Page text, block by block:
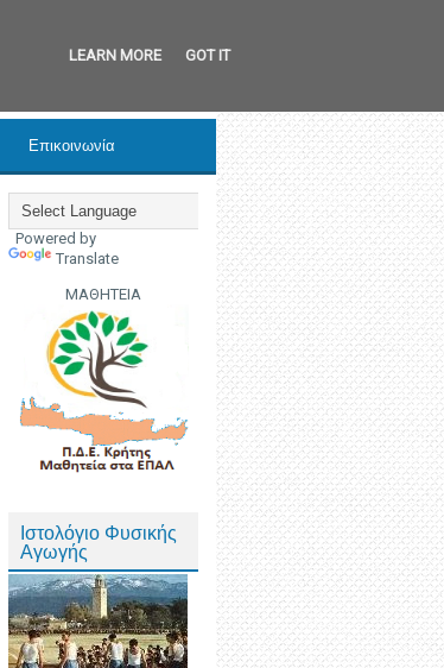
Επικοινωνία
Powered by
Translate
ΜΑΘΗΤΕΙΑ
Ιστολόγιο Φυσικής
Αγωγής
LEARN MORE GOT IT